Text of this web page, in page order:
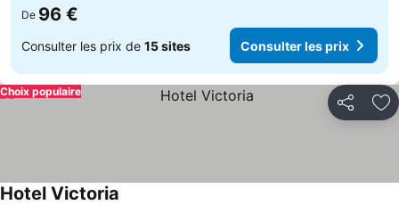
De 96 €
Consulter les prix de 15 sites Consulter les prix
Partager
Choix populaire
Hotel Victoria